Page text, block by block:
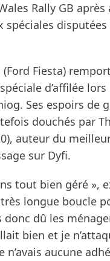
Rally GB
spéciales
(Ford Fiesta)
d’affilée
Ses espoirs de
douchés par
auteur du
sur Dyfi.
tout bien géré »,
très longue boucle
donc dû les
bien et je
n’avais aucune